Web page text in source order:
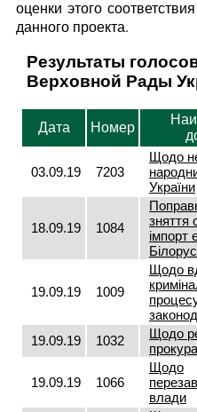
оценки этого
данного проекта.
Результаты
Верховной Рады
Дата Номер
03.09.19 7203
Щодо
України
18.09.19 1084
зняття
імпорт
19.09.19 1009
Щодо
19.09.19 1032
Щодо
19.09.19 1066
Щодо
влади